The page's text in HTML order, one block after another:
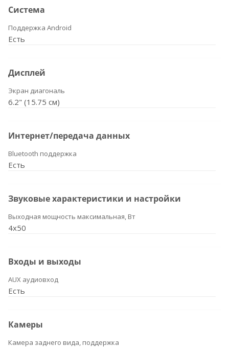
Система
Поддержка Android
Есть
Дисплей
Экран диагональ
6.2" (15.75 см)
Интернет/передача данных
Bluetooth поддержка
Есть
Звуковые характеристики и настройки
Выходная мощность максимальная, Вт
4x50
Входы и выходы
AUX аудиовход
Есть
Камеры
Камера заднего вида, поддержка